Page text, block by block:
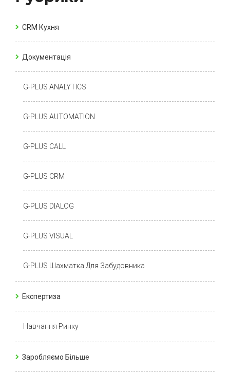
CRM Кухня
Документація
G-PLUS ANALYTICS
G-PLUS AUTOMATION
G-PLUS CALL
G-PLUS CRM
G-PLUS DIALOG
G-PLUS VISUAL
G-PLUS Шахматка Для Забудовника
Експертиза
Навчання Ринку
Заробляємо Більше